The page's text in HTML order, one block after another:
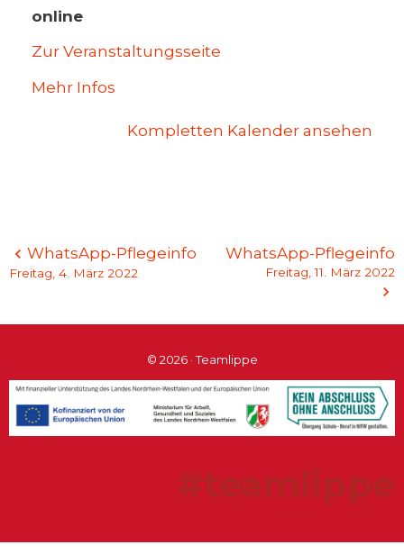
online
Zur Veranstaltungsseite
Mehr Infos
Kompletten Kalender ansehen
Beitragsnavigation
WhatsApp-Pflegeinfo
Freitag, 4. März 2022
WhatsApp-Pflegeinfo
Freitag, 11. März 2022
© 2026 · Teamlippe
#teamlippe